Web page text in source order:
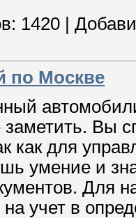
1420
по Москве
заметить. Вы
как для
умение и
Для
на учет в